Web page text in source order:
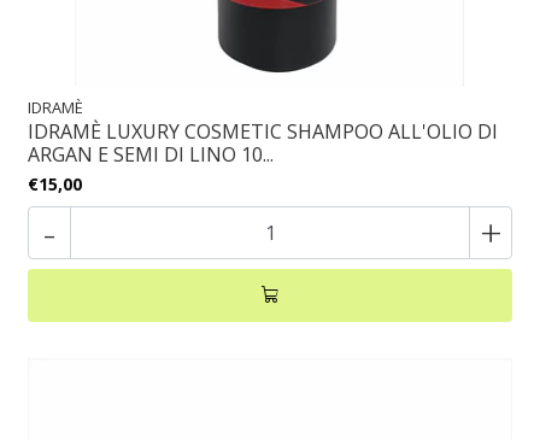
IDRAMÈ
IDRAMÈ LUXURY COSMETIC SHAMPOO ALL'OLIO DI
ARGAN E SEMI DI LINO 10...
€15,00
- +